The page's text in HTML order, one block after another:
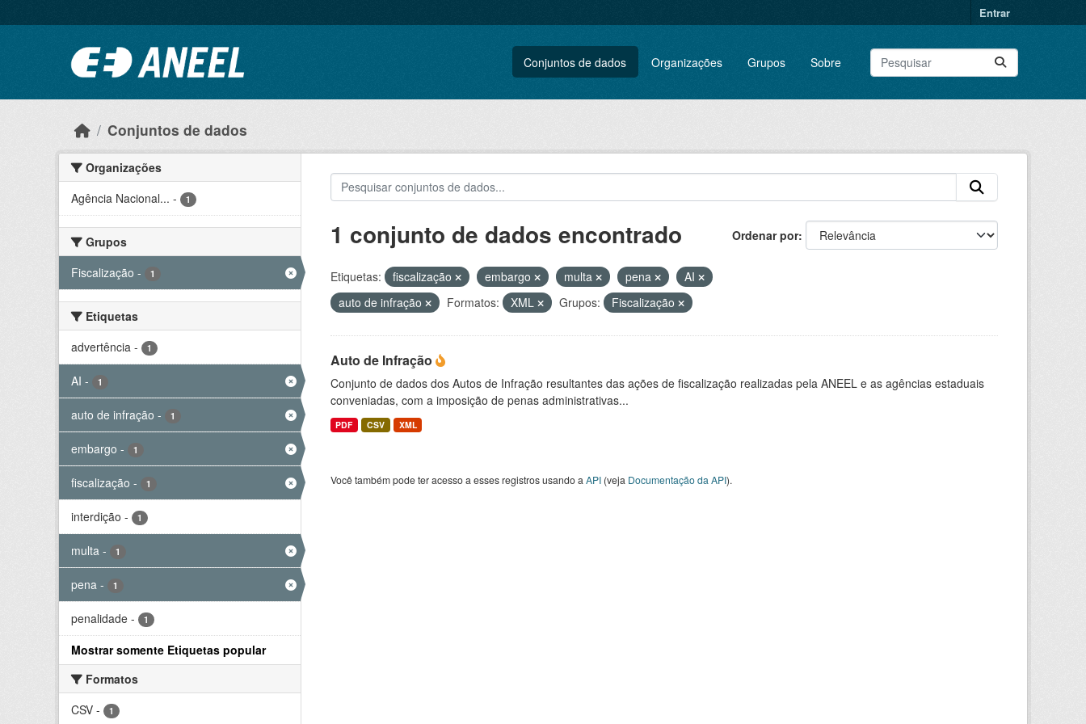
Entrar
Conjuntos de dados Organizações Grupos Sobre
Conjuntos de dados
Organizações
Agência Nacional... - 1
Grupos
Fiscalização - 1
Etiquetas
advertência - 1
AI - 1
auto de infração - 1
embargo - 1
fiscalização - 1
interdição - 1
multa - 1
pena - 1
penalidade - 1
Mostrar somente Etiquetas popular
Formatos
CSV - 1
Ordenar por
1 conjunto de dados encontrado
Etiquetas: fiscalização embargo multa pena
AI
auto de infração
Formatos: XML Grupos: Fiscalização
Auto de Infração
Conjunto de dados dos Autos de Infração resultantes das ações de fiscalização realizadas pela ANEEL e as agências estaduais
conveniadas, com a imposição de penas administrativas...
PDF CSV XML
Você também pode ter acesso a esses registros usando a API(veja Documentação da API).